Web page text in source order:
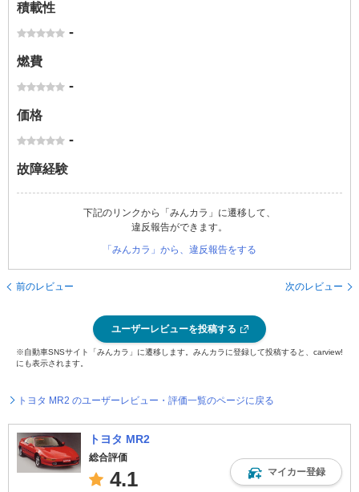
積載性
-
燃費
-
価格
-
故障経験
下記のリンクから「みんカラ」に遷移して、
違反報告ができます。
「みんカラ」から、違反報告をする
前のレビュー 次のレビュー
ユーザーレビューを投稿する
※自動車SNSサイト「みんカラ」に遷移します。みんカラに登録して投稿すると、carview!
にも表示されます。
トヨタ MR2 のユーザーレビュー・評価一覧のページに戻る
トヨタ MR2
総合評価
4.1 マイカー登録